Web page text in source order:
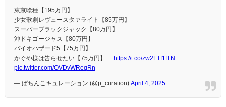
東京喰種【195万円】
少女歌劇レヴュースタァライト【85万円】
スーパーブラックジャック【80万円】
沖ドキゴージャス【80万円】
バイオハザード5【75万円】
かぐや様は告らせたい【75万円】… https://t.co/zw2FTf1fTN
pic.twitter.com/OVDvWReqRn
— ぱちんこキュレーション (@p_curation) April 4, 2025